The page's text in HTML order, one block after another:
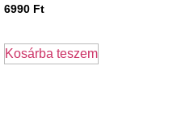
6990 Ft
Kosárba teszem